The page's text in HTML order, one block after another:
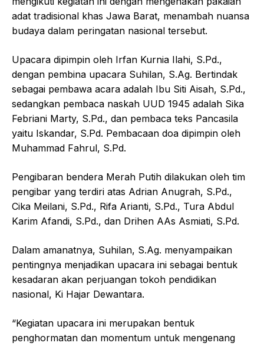
adat tradisional khas Jawa Barat, menambah nuansa
budaya dalam peringatan nasional tersebut.
Upacara dipimpin oleh Irfan Kurnia Ilahi, S.Pd.,
dengan pembina upacara Suhilan, S.Ag. Bertindak
sebagai pembawa acara adalah Ibu Siti Aisah, S.Pd.,
sedangkan pembaca naskah UUD 1945 adalah Sika
Febriani Marty, S.Pd., dan pembaca teks Pancasila
yaitu Iskandar, S.Pd. Pembacaan doa dipimpin oleh
Muhammad Fahrul, S.Pd.
Pengibaran bendera Merah Putih dilakukan oleh tim
pengibar yang terdiri atas Adrian Anugrah, S.Pd.,
Cika Meilani, S.Pd., Rifa Arianti, S.Pd., Tura Abdul
Karim Afandi, S.Pd., dan Drihen AAs Asmiati, S.Pd.
Dalam amanatnya, Suhilan, S.Ag. menyampaikan
pentingnya menjadikan upacara ini sebagai bentuk
kesadaran akan perjuangan tokoh pendidikan
nasional, Ki Hajar Dewantara.
“Kegiatan upacara ini merupakan bentuk
penghormatan dan momentum untuk mengenang